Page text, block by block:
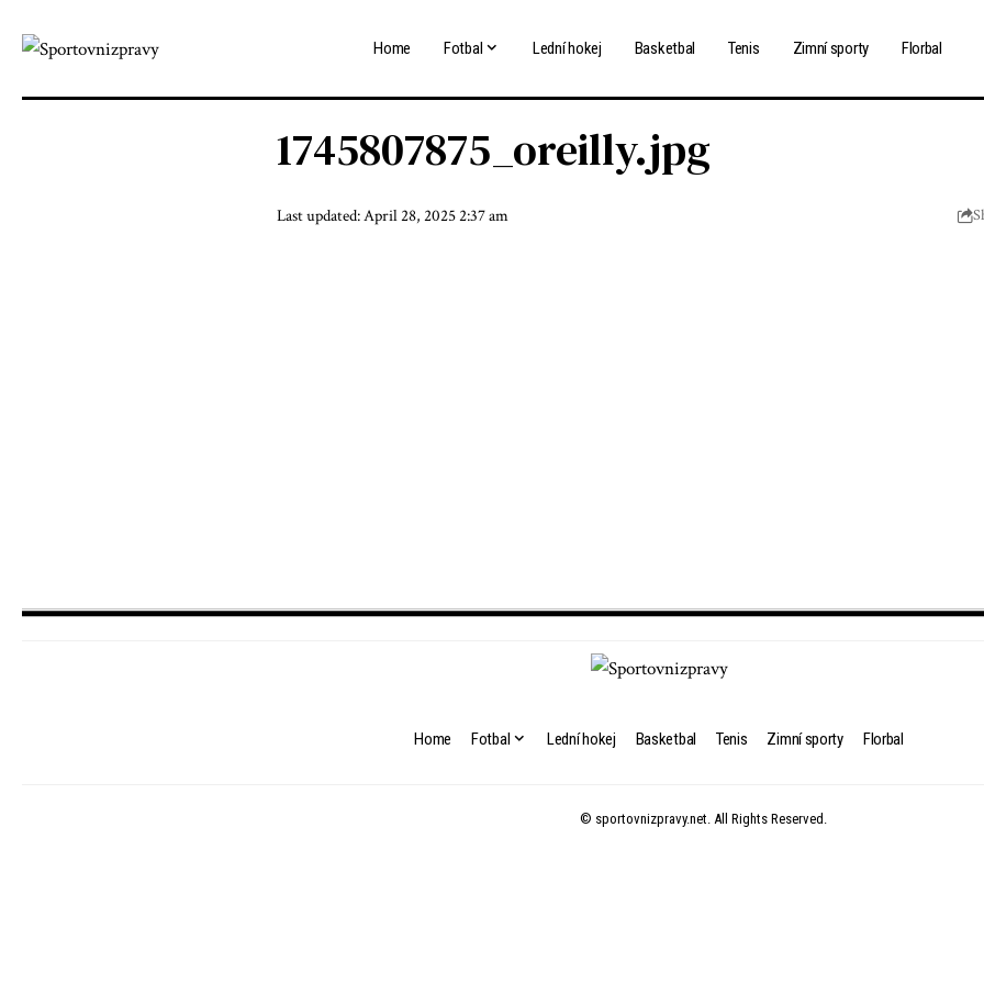
Home Fotbal Lední hokej Basketbal Tenis Zimní sporty Florbal
1745807875_oreilly.jpg
Last updated: April 28, 2025 2:37 am
Home Fotbal Lední hokej Basketbal Tenis Zimní sporty Florbal
© sportovnizpravy.net. All Rights Reserved.